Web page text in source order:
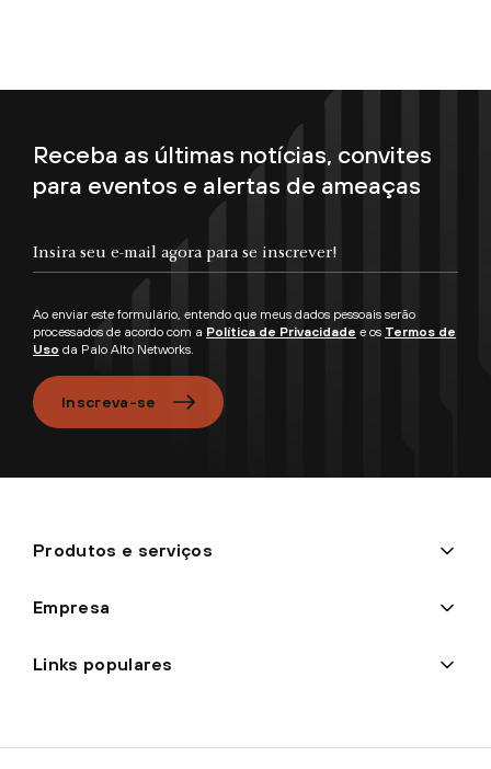
Receba as últimas notícias, convites
para eventos e alertas de ameaças
Ao enviar este formulário, entendo que meus dados pessoais serão
processados de acordo com a Política de Privacidade e os Termos de
Uso da Palo Alto Networks.
Inscreva-se
Produtos e serviços
Empresa
Links populares